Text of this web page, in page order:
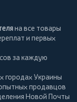
на все товары
и первых
за каждую
городах Украины
продавцов
Новой Почты